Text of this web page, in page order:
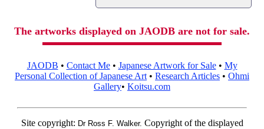
The artworks displayed on JAODB are not for sale.
JAODB • Contact Me• Japanese Artwork for Sale• My
Personal Collection of Japanese Art • Research Articles • Ohmi
Gallery• Koitsu.com
Site copyright: Dr Ross F. Walker. Copyright of the displayed